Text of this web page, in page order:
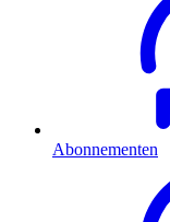
Abonnementen